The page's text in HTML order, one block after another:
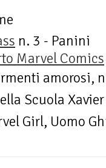
n. 3 - Panini
Marvel Comics
amorosi,
Scuola
Girl, Uomo